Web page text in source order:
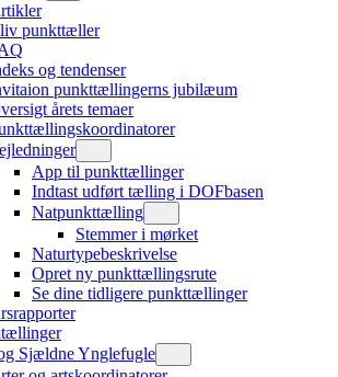
punkttæller
og tendenser
punkttællingerns jubilæum
årets temaer
App til punkttællinger
Indtast udført tælling i DOFbasen
Natpunkttælling
Stemmer i mørket
Naturtypebeskrivelse
Opret ny punkttællingsrute
Se dine tidligere punkttællinger
Sjældne Ynglefugle